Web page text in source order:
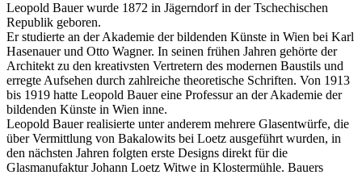
Leopold Bauer wurde 1872 in Jägerndorf in der Tschechischen
Republik geboren.
Er studierte an der Akademie der bildenden Künste in Wien bei Karl
Hasenauer und Otto Wagner. In seinen frühen Jahren gehörte der
Architekt zu den kreativsten Vertretern des modernen Baustils und
erregte Aufsehen durch zahlreiche theoretische Schriften. Von 1913
bis 1919 hatte Leopold Bauer eine Professur an der Akademie der
bildenden Künste in Wien inne.
Leopold Bauer realisierte unter anderem mehrere Glasentwürfe, die
über Vermittlung von Bakalowits bei Loetz ausgeführt wurden, in
den nächsten Jahren folgten erste Designs direkt für die
Glasmanufaktur Johann Loetz Witwe in Klostermühle. Bauers